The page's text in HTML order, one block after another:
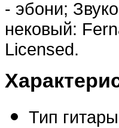
- эбони;
нековый:
Licensed.
Тип